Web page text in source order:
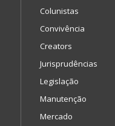
Colunistas
Convivência
Creators
Jurisprudências
Legislação
Manutenção
Mercado